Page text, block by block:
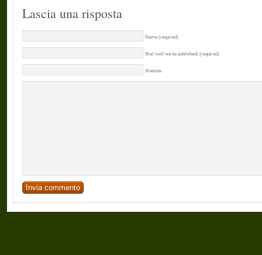
Lascia una risposta
Name (required)
Mail (will not be published) (required)
Website